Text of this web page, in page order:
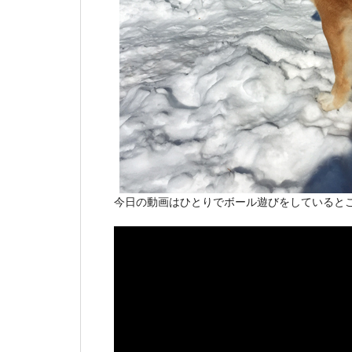
今日の動画はひとりでボール遊びをしていると